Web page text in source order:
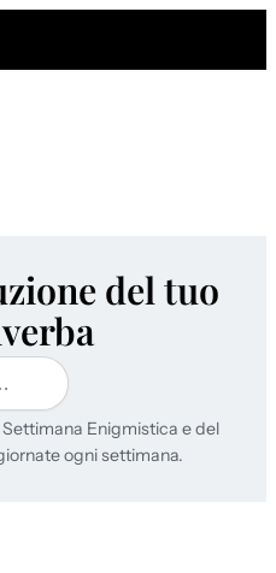
del tuo
Enigmistica e del
ogni settimana.